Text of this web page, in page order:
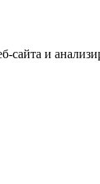
и